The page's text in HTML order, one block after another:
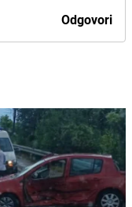
Odgovori